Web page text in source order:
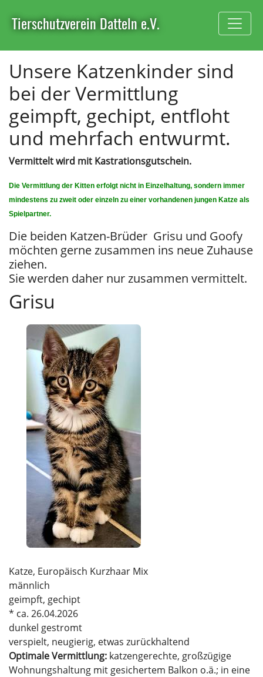
Tierschutzverein Datteln e.V.
Unsere Katzenkinder sind
bei der Vermittlung
geimpft, gechipt, entfloht
und mehrfach entwurmt.
Vermittelt wird mit Kastrationsgutschein.
Die Vermittlung der Kitten erfolgt nicht in Einzelhaltung, sondern immer
mindestens zu zweit oder einzeln zu einer vorhandenen jungen Katze als
Spielpartner.
Die beiden Katzen-Brüder Grisu und Goofy
möchten gerne zusammen ins neue Zuhause
ziehen.
Sie werden daher nur zusammen vermittelt.
Grisu
Katze, Europäisch Kurzhaar Mix
männlich
geimpft, gechipt
* ca. 26.04.2026
dunkel gestromt
verspielt, neugierig, etwas zurückhaltend
Optimale Vermittlung: katzengerechte, großzügige
Wohnungshaltung mit gesichertem Balkon o.ä.; in eine